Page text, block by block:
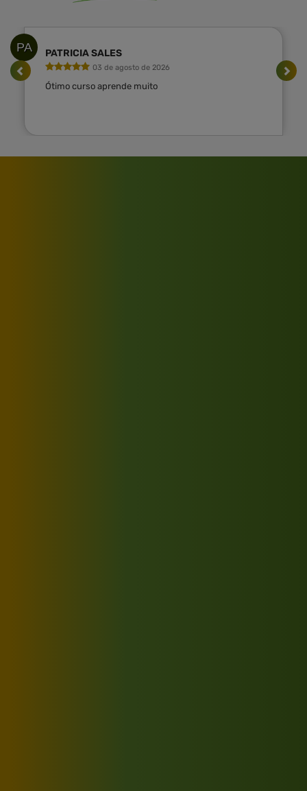
PA PATRICIA SALES
03 de agosto de 2026
Ótimo curso aprende muito